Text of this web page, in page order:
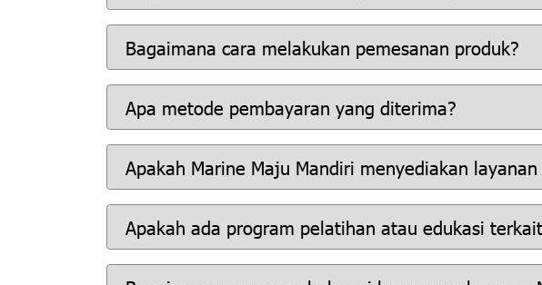
Bagaimana cara melakukan pemesanan produk?
Apa metode pembayaran yang diterima?
Apakah Marine Maju Mandiri menyediakan
Apakah ada program pelatihan atau edukasi